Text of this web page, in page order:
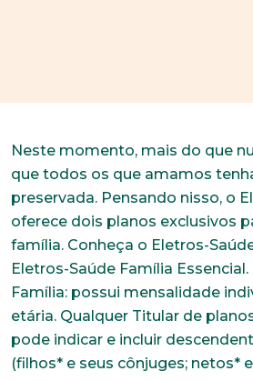
Neste momento, mais do que
que todos os que amamos
preservada. Pensando nisso, o
oferece dois planos exclusivos
família. Conheça o Eletros-
Eletros-Saúde Família
Família: possui mensalidade
etária. Qualquer Titular de
pode indicar e incluir
(filhos* e seus cônjuges; netos*